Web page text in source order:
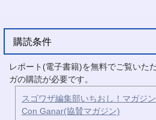
購読条件
レポート(電子書籍)を無料でご覧いた
ガの購読が必要です。
スゴワザ編集部いちおし！マガジ
Con Ganar(協賛マガジン)